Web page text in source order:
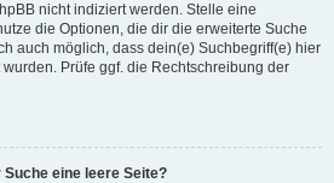
nicht indiziert werden. Stelle eine
die Optionen, die dir die erweiterte Suche
auch möglich, dass dein(e) Suchbegriff(e) hier
Prüfe ggf. die Rechtschreibung der
eine leere Seite?